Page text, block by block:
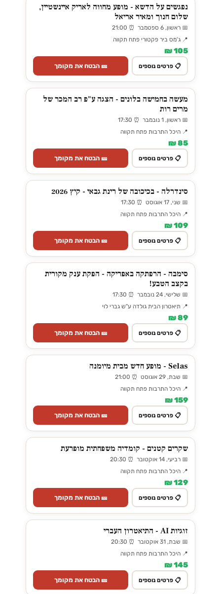
נפגשים על הדשא - מופע מחווה לאריק איינשטיין,
שלום חנוך ומאיר אריאל
📅 ראשון, 6 ספטמבר ⏰ 21:00
📍 ג'מס ביר פקטורי פתח תקווה
105 ₪
📋 פרטים נוספים 🎫 הבטח את מקומך
מעשה בחמישה בלונים - הצגה ע"פ רב המכר של
מרים רות
📅 ראשון, 1 נובמבר ⏰ 17:30
📍 היכל התרבות פתח תקווה
85 ₪
📋 פרטים נוספים 🎫 הבטח את מקומך
סינדרלה - בכיכובה של רינת גבאי - קיץ 2026
📅 שני, 17 אוגוסט ⏰ 17:30
📍 היכל התרבות פתח תקווה
109 ₪
📋 פרטים נוספים 🎫 הבטח את מקומך
סימבה - הרפתקה באפריקה - הפקת ענק מקורית
בקצב הטבע!
📅 שלישי, 24 נובמבר ⏰ 17:30
📍 תיאטרון הבית גולדה ע"ש גברי לוי
89 ₪
📋 פרטים נוספים 🎫 הבטח את מקומך
Selas - מופע חדש מבית מיומנה
📅 שבת, 29 אוגוסט ⏰ 21:00
📍 היכל התרבות פתח תקווה
159 ₪
📋 פרטים נוספים 🎫 הבטח את מקומך
שקרים קטנים - קומדיה משפחתית מופרעת
📅 רביעי, 14 אוקטובר ⏰ 20:30
📍 היכל התרבות פתח תקווה
129 ₪
📋 פרטים נוספים 🎫 הבטח את מקומך
זוגיות AI - התיאטרון העברי
📅 שבת, 31 אוקטובר ⏰ 20:30
📍 היכל התרבות פתח תקווה
145 ₪
📋 פרטים נוספים 🎫 הבטח את מקומך